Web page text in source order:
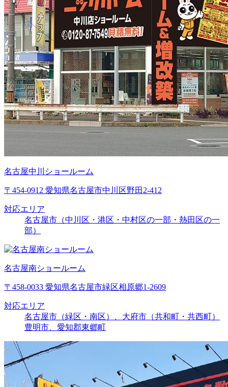
名古屋中川ショールーム
〒454-0912 愛知県名古屋市中川区野田2-412
対応エリア
名古屋市（中川区・港区・中村区の一部・熱田区の一
部）
名古屋南ショールーム
〒458-0033 愛知県名古屋市緑区相原郷1-2609
対応エリア
名古屋市（緑区・南区）、大府市（共和町・共西町）
豊明市、愛知郡東郷町